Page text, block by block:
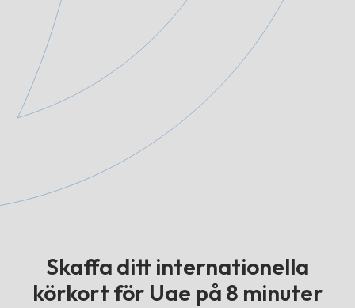
Skaffa ditt internationella
körkort för Uae på 8 minuter